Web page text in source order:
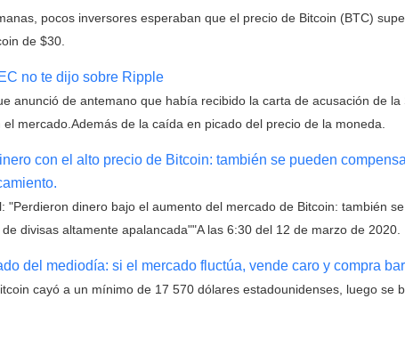
pocos inversores esperaban que el precio de Bitcoin (BTC)
de $30.
no te dijo sobre Ripple
anunció de antemano que había recibido la carta de acusación de
mercado.Además de la caída en picado del precio de la moneda.
con el alto precio de Bitcoin: también se pueden
"Perdieron dinero bajo el aumento del mercado de Bitcoin: también
divisas altamente apalancada""A las 6:30 del 12 de marzo de 2020.
del mediodía: si el mercado fluctúa, vende caro y compra
cayó a un mínimo de 17 570 dólares estadounidenses, luego se